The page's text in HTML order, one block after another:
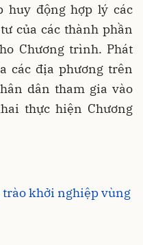
huy động hợp lý các
của các thành phần
Chương trình. Phát
các địa phương trên
dân tham gia vào
thực hiện Chương
trào khởi nghiệp vùng